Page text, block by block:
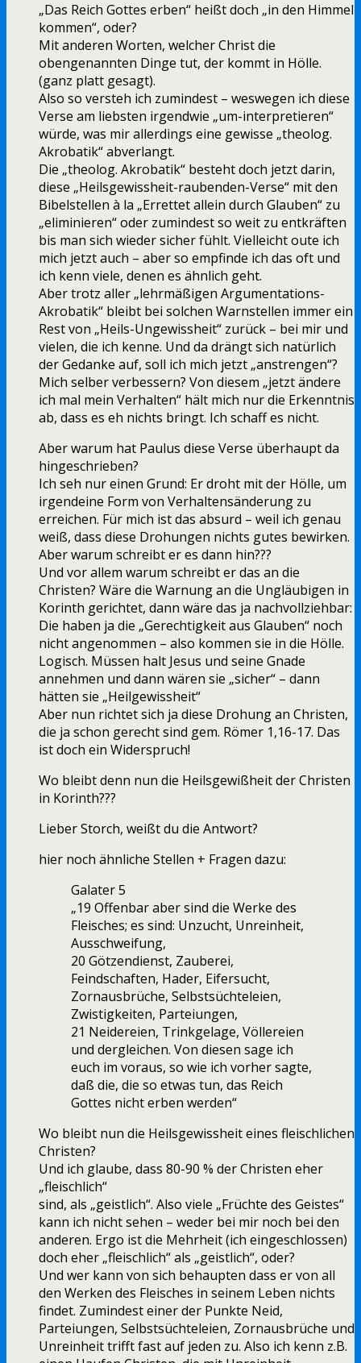
„Das Reich Gottes erben“ heißt doch „in den Himmel
kommen“, oder?
Mit anderen Worten, welcher Christ die
obengenannten Dinge tut, der kommt in Hölle.
(ganz platt gesagt).
Also so versteh ich zumindest – weswegen ich diese
Verse am liebsten irgendwie „um-interpretieren“
würde, was mir allerdings eine gewisse „theolog.
Akrobatik“ abverlangt.
Die „theolog. Akrobatik“ besteht doch jetzt darin,
diese „Heilsgewissheit-raubenden-Verse“ mit den
Bibelstellen à la „Errettet allein durch Glauben“ zu
„eliminieren“ oder zumindest so weit zu entkräften
bis man sich wieder sicher fühlt. Vielleicht oute ich
mich jetzt auch – aber so empfinde ich das oft und
ich kenn viele, denen es ähnlich geht.
Aber trotz aller „lehrmäßigen Argumentations-
Akrobatik“ bleibt bei solchen Warnstellen immer ein
Rest von „Heils-Ungewissheit“ zurück – bei mir und
vielen, die ich kenne. Und da drängt sich natürlich
der Gedanke auf, soll ich mich jetzt „anstrengen“?
Mich selber verbessern? Von diesem „jetzt ändere
ich mal mein Verhalten“ hält mich nur die Erkenntnis
ab, dass es eh nichts bringt. Ich schaff es nicht.
Aber warum hat Paulus diese Verse überhaupt da
hingeschrieben?
Ich seh nur einen Grund: Er droht mit der Hölle, um
irgendeine Form von Verhaltensänderung zu
erreichen. Für mich ist das absurd – weil ich genau
weiß, dass diese Drohungen nichts gutes bewirken.
Aber warum schreibt er es dann hin???
Und vor allem warum schreibt er das an die
Christen? Wäre die Warnung an die Ungläubigen in
Korinth gerichtet, dann wäre das ja nachvollziehbar:
Die haben ja die „Gerechtigkeit aus Glauben“ noch
nicht angenommen – also kommen sie in die Hölle.
Logisch. Müssen halt Jesus und seine Gnade
annehmen und dann wären sie „sicher“ – dann
hätten sie „Heilgewissheit“
Aber nun richtet sich ja diese Drohung an Christen,
die ja schon gerecht sind gem. Römer 1,16-17. Das
ist doch ein Widerspruch!
Wo bleibt denn nun die Heilsgewißheit der Christen
in Korinth???
Lieber Storch, weißt du die Antwort?
hier noch ähnliche Stellen + Fragen dazu:
Galater 5
„19 Offenbar aber sind die Werke des
Fleisches; es sind: Unzucht, Unreinheit,
Ausschweifung,
20 Götzendienst, Zauberei,
Feindschaften, Hader, Eifersucht,
Zornausbrüche, Selbstsüchteleien,
Zwistigkeiten, Parteiungen,
21 Neidereien, Trinkgelage, Völlereien
und dergleichen. Von diesen sage ich
euch im voraus, so wie ich vorher sagte,
daß die, die so etwas tun, das Reich
Gottes nicht erben werden“
Wo bleibt nun die Heilsgewissheit eines fleischlichen
Christen?
Und ich glaube, dass 80-90 % der Christen eher
„fleischlich“
sind, als „geistlich“. Also viele „Früchte des Geistes“
kann ich nicht sehen – weder bei mir noch bei den
anderen. Ergo ist die Mehrheit (ich eingeschlossen)
doch eher „fleischlich“ als „geistlich“, oder?
Und wer kann von sich behaupten dass er von all
den Werken des Fleisches in seinem Leben nichts
findet. Zumindest einer der Punkte Neid,
Parteiungen, Selbstsüchteleien, Zornausbrüche und
Unreinheit trifft fast auf jeden zu. Also ich kenn z.B.